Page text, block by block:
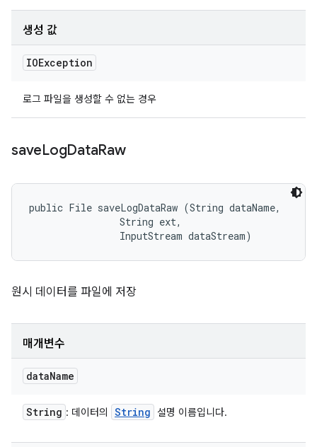
생성 값
IOException
로그 파일을 생성할 수 없는 경우
saveLogDataRaw
public File saveLogDataRaw (String dataName,
                String ext,
                InputStream dataStream)
원시 데이터를 파일에 저장
매개변수
dataName
String : 데이터의 String 설명 이름입니다.